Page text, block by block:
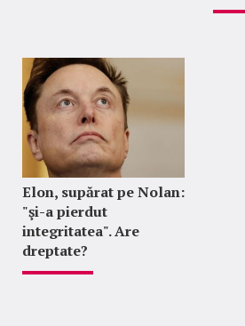
Elon, supărat pe Nolan:
"şi-a pierdut
integritatea". Are
dreptate?